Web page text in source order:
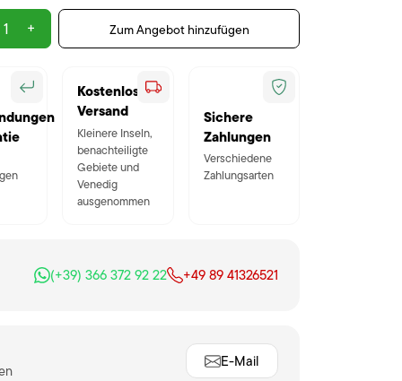
+ Zum Angebot hinzufügen
Kostenloser
Versand
Kleinere Inseln,
benachteiligte
Gebiete und
Venedig
ausgenommen
Sichere
Zahlungen
Verschiedene
Zahlungsarten
(+39) 366 372 92 22 +49 89 41326521
E-Mail